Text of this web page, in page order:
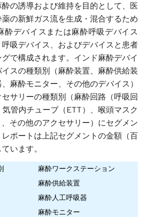
の誘導および維持を目的として、医
の新鮮ガス流を生成・混合するため
酔デバイスまたは麻酔呼吸デバイス
吸デバイス、およびデバイスと患者
で構成されます。インド麻酔デバイ
スの種類別（麻酔装置、麻酔供給装
麻酔モニター、その他のデバイス）
サリーの種類別（麻酔回路（呼吸回
管内チューブ（ETT）、喉頭マスク
その他のアクセサリー）にセグメン
レポートは上記セグメントの金額（百
います。
麻酔ワークステーション
麻酔供給装置
麻酔人工呼吸器
麻酔モニター